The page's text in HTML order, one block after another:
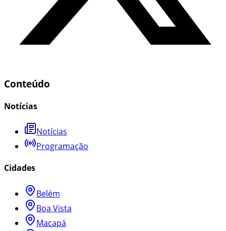
Conteúdo
Notícias
Notícias
Programação
Cidades
Belém
Boa Vista
Macapá